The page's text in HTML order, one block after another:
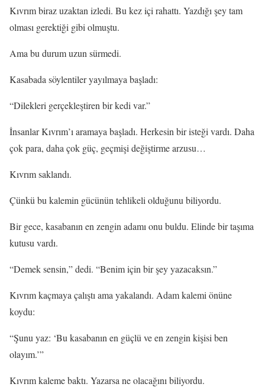
Kıvrım biraz uzaktan izledi. Bu kez içi rahattı. Yazdığı şey tam
olması gerektiği gibi olmuştu.
Ama bu durum uzun sürmedi.
Kasabada söylentiler yayılmaya başladı:
“Dilekleri gerçekleştiren bir kedi var.”
İnsanlar Kıvrım’ı aramaya başladı. Herkesin bir isteği vardı. Daha
çok para, daha çok güç, geçmişi değiştirme arzusu…
Kıvrım saklandı.
Çünkü bu kalemin gücünün tehlikeli olduğunu biliyordu.
Bir gece, kasabanın en zengin adamı onu buldu. Elinde bir taşıma
kutusu vardı.
“Demek sensin,” dedi. “Benim için bir şey yazacaksın.”
Kıvrım kaçmaya çalıştı ama yakalandı. Adam kalemi önüne
koydu:
“Şunu yaz: ‘Bu kasabanın en güçlü ve en zengin kişisi ben
olayım.’”
Kıvrım kaleme baktı. Yazarsa ne olacağını biliyordu.